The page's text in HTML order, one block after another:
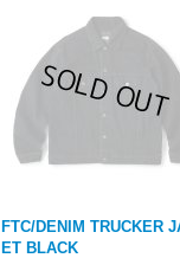
FTC/DENIM TRUCKER
ET BLACK